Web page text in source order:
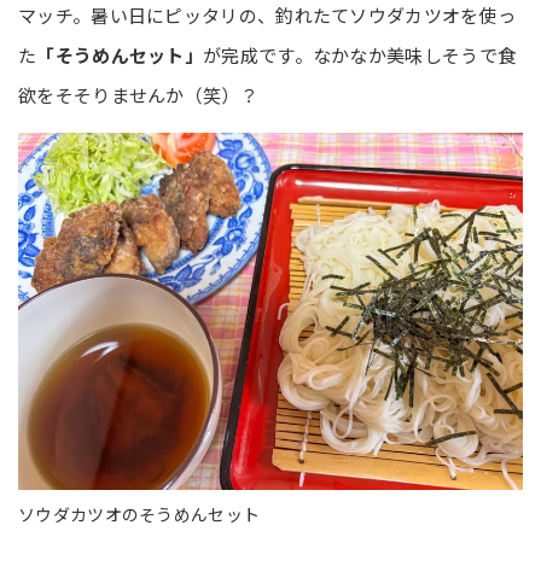
マッチ。暑い日にピッタリの、釣れたてソウダカツオを使っ
た 「そうめんセット」 が完成です。なかなか美味しそうで食
欲をそそりませんか（笑）？
ソウダカツオのそうめんセット